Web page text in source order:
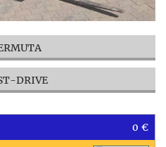
DRIVE
0 €